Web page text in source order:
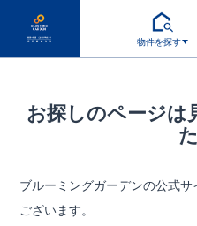
物件を探す
お探しのページは
た
ブルーミングガーデンの公式
ございます。